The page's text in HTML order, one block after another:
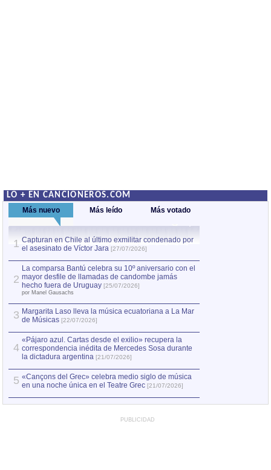
LO + EN CANCIONEROS.COM
Más nuevo Más leído Más votado
1 Capturan en Chile al último exmilitar condenado por
el asesinato de Víctor Jara [27/07/2026]
2
La comparsa Bantú celebra su 10º aniversario con el
mayor desfile de llamadas de candombe jamás
hecho fuera de Uruguay [25/07/2026]
por Manel Gausachs
3 Margarita Laso lleva la música ecuatoriana a La Mar
de Músicas [22/07/2026]
4
«Pájaro azul. Cartas desde el exilio» recupera la
correspondencia inédita de Mercedes Sosa durante
la dictadura argentina [21/07/2026]
5 «Cançons del Grec» celebra medio siglo de música
en una noche única en el Teatre Grec [21/07/2026]
PUBLICIDAD